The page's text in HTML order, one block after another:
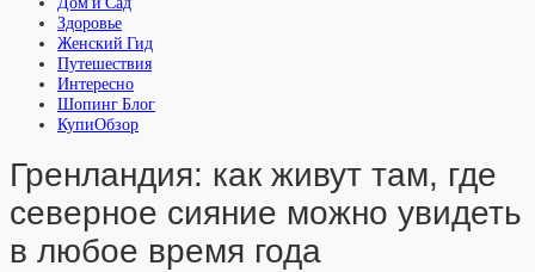
Здоровье
Женский Гид
Путешествия
Интересно
Шопинг Блог
КупиОбзор
Гренландия: как живут там, где
северное сияние можно увидеть
в любое время года